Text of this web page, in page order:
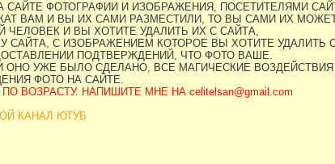
ФОТОГРАФИИ И ИЗОБРАЖЕНИЯ, ПОСЕТИТЕЛЯМИ
ВАМ И ВЫ ИХ САМИ РАЗМЕСТИЛИ, ТО ВЫ САМИ ИХ
ЧЕЛОВЕК И ВЫ ХОТИТЕ УДАЛИТЬ ИХ С САЙТА,
САЙТА, С ИЗОБРАЖЕНИЕМ КОТОРОЕ ВЫ ХОТИТЕ УДАЛИТЬ
ПОДТВЕРЖДЕНИЙ, ЧТО ФОТО ВАШЕ.
ОНО УЖЕ БЫЛО СДЕЛАНО, ВСЕ МАГИЧЕСКИЕ
ФОТО НА САЙТЕ.
ВОЗРАСТУ. НАПИШИТЕ МНЕ НА celitelsan@gmail.com
КАНАЛ ЮТУБ